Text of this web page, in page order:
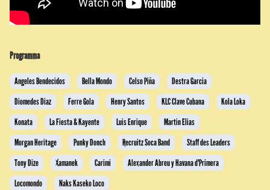
Programma
Angeles Bendecidos Bella Mondo Celso Piña
Destra Garcia
Diomedes Diaz
Ferre Gola Henry Santos KLC Clave Cubana
Kola Loka
Konata
La Fiesta & Kayente Luis Enrique
Martin Elias
Morgan Heritage
Punky Donch Recruitz Soca Band
Staff des Leaders
Tony Dize
Xamanek Carimi
Alexander Abreu y Havana d'Primera
Locomondo
Naks Kaseko Loco